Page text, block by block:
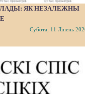
ЯК НЕЗАЛЕЖНЫ
Субота, 11 Ліпень